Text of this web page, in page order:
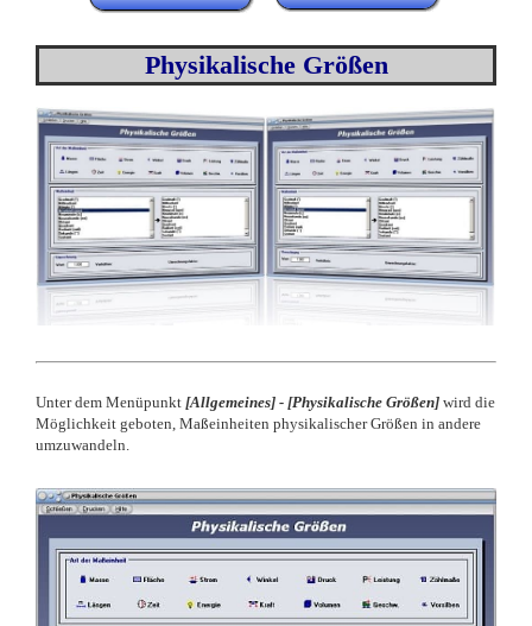
Physikalische Größen
Unter dem Menüpunkt [Allgemeines] - [Physikalische Größen] wird die
Möglichkeit geboten, Maßeinheiten physikalischer Größen in andere
umzuwandeln.